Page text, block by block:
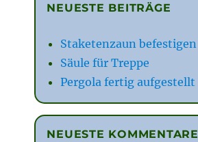
NEUESTE BEITRÄGE
Staketenzaun befestigen
Säule für Treppe
Pergola fertig aufgestellt
NEUESTE KOMMENTARE